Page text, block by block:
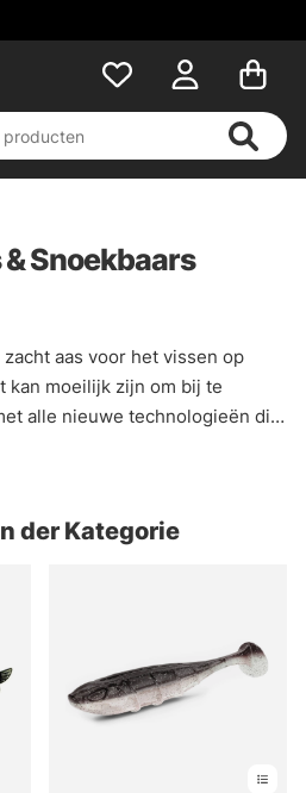
Snoekbaars
aas voor het vissen op
kan moeilijk zijn om bij te
alle nieuwe technologieën die
te raken, dus als u ergens
wat u nodig heeft voor uw
der Kategorie